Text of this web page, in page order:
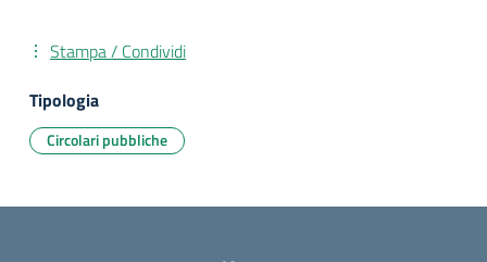
Stampa / Condividi
Tipologia
Circolari pubbliche